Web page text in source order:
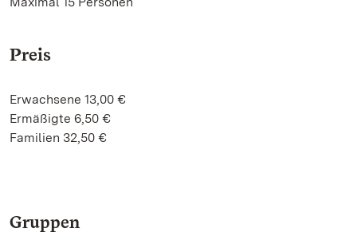
Preis
Erwachsene 13,00 €
Ermäßigte 6,50 €
Familien 32,50 €
Gruppen